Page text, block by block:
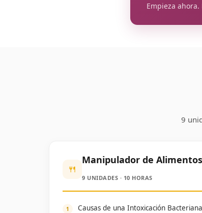
Empieza
9
🍴
Manipulador de Alimentos
9 UNIDADES · 10 HORAS
Causas de una Intoxicación Bacteriana